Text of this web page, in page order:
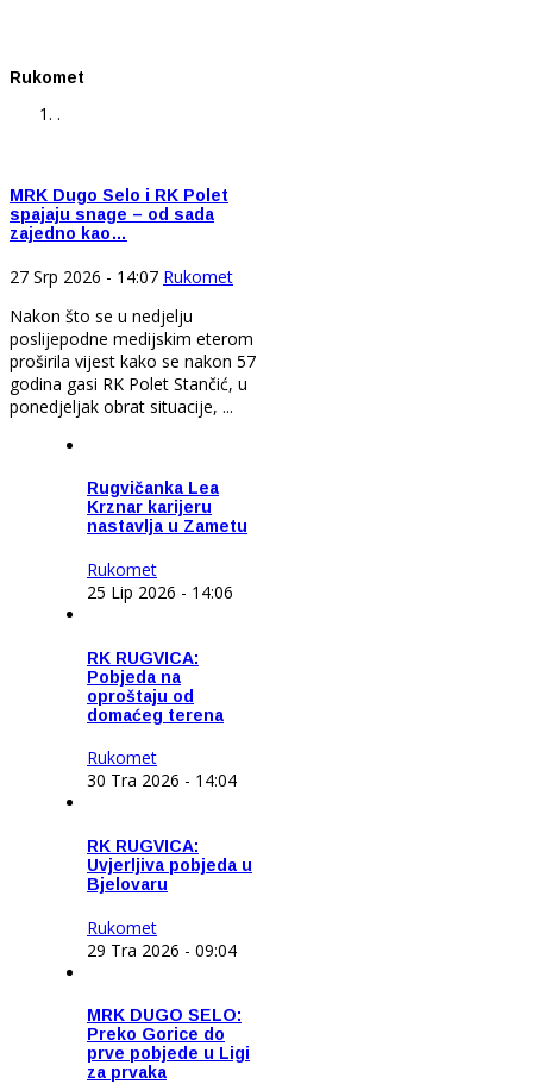
Rukomet
.
MRK Dugo Selo i RK Polet
spajaju snage – od sada
zajedno kao…
27 Srp 2026 - 14:07 Rukomet
Nakon što se u nedjelju
poslijepodne medijskim eterom
proširila vijest kako se nakon 57
godina gasi RK Polet Stančić, u
ponedjeljak obrat situacije, ...
Rugvičanka Lea
Krznar karijeru
nastavlja u Zametu
Rukomet
25 Lip 2026 - 14:06
RK RUGVICA:
Pobjeda na
oproštaju od
domaćeg terena
Rukomet
30 Tra 2026 - 14:04
RK RUGVICA:
Uvjerljiva pobjeda u
Bjelovaru
Rukomet
29 Tra 2026 - 09:04
MRK DUGO SELO:
Preko Gorice do
prve pobjede u Ligi
za prvaka